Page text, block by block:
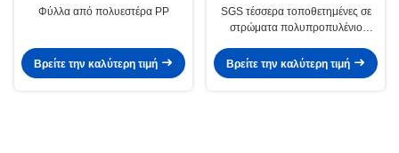
Φύλλα από πολυεστέρα PP
Βρείτε την καλύτερη τιμή
SGS τέσσερα τοποθετημένες σε
στρώματα πολυπροπυλένιο
Virgin επιτροπής
Βρείτε την καλύτερη τιμή